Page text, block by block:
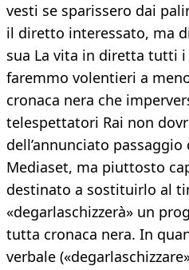
vesti se sparissero dai
il diretto interessato, ma
sua La vita in diretta tutti i
faremmo volentieri a
cronaca nera che
telespettatori Rai non
dell’annunciato
Mediaset, ma piuttosto
destinato a sostituirlo al
«degarlaschizzerà» un
tutta cronaca nera. In
verbale